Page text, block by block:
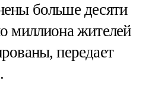
больше десяти
миллиона жителей
передает
.